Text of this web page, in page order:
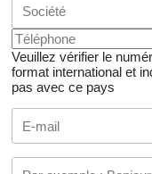
Veuillez vérifier le
format international et
pas avec ce pays